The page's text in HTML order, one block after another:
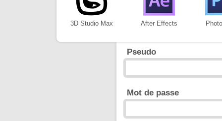
3D Studio Max After Effects
Pseudo
Mot de passe